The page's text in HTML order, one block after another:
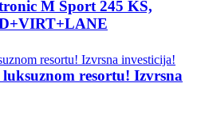
M Sport 245 KS,
resortu! Izvrsna